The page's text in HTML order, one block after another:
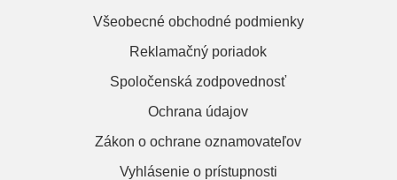
Všeobecné obchodné podmienky
Reklamačný poriadok
Spoločenská zodpovednosť
Ochrana údajov
Zákon o ochrane oznamovateľov
Vyhlásenie o prístupnosti